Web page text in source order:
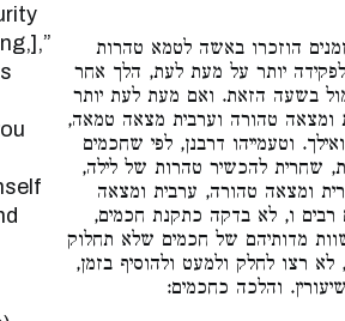
הוזכרו באשה לטמא טהרות
יותר על מעת לעת, הלך אחר
בשעה הזאת. ואם מעת לעת יותר
ומצאה טהורה וערבית מצאה טמאה,
וטעמייהו דרבנן, לפי שחכמים
שחרית להכשיר טהרות של לילה,
ומצאה טהורה, ערבית ומצאה
רבים ו, לא בדקה כתקנת חכמים,
מדותיהם של חכמים שלא תחלוק
רצו לחלק ולמעט ולהוסיף בזמן,
והלכה כחכמים: